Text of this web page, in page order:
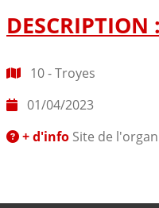
DESCRIPTION :
10 - Troyes
01/04/2023
+ d'info Site de